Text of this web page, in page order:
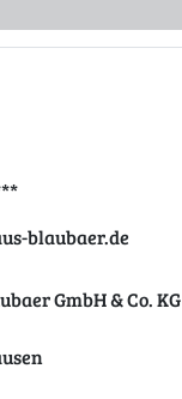
blaubaer.de
GmbH & Co. KG